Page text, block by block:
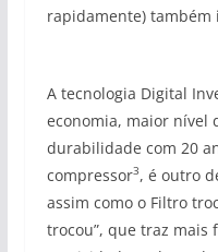
rapidamente) também
A tecnologia Digital
economia, maior nível
durabilidade com 20
compressor3, é outro
assim como o Filtro
trocou”, que traz mais